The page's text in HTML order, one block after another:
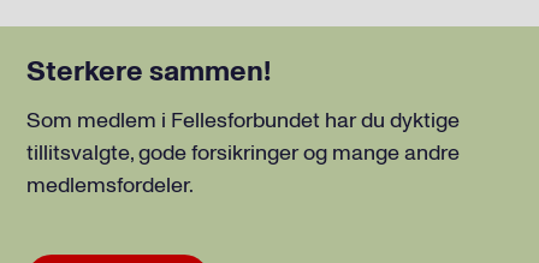
Sterkere sammen!
Som medlem i Fellesforbundet har du dyktige
tillitsvalgte, gode forsikringer og mange andre
medlemsfordeler.